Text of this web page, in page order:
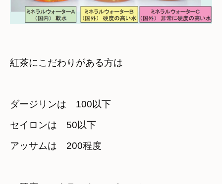
紅茶にこだわりがある方は
ダージリンは　100以下
セイロンは　50以下
アッサムは　200程度